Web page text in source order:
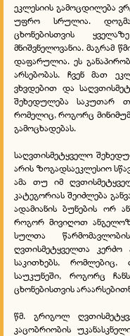
ეკლესიის გამოცდილება
უფრო სრულია.
ცხონებისთვის
მნიშვნელოვანია. მაგრამ
დაფარულია. ეს
არსებობას. ჩვენ მათ
ვხვდებით და
შეხედულება საკუთარ
რომელიც, როგორც
გამოცხადებას.
საღვთისმეტყველო
არის ზოგადსაეკლესიო
ამა თუ იმ
კატეგორიას შეიძლება
ადამიანის ბუნების ორ
როგორ მივიღოთ
სულთა
ღვთისმეტყველთა
საკითხებს,
საუკუნეში, როგორც
ცხონებისთვის
წმ. გრიგოლ
კაცობრიობის